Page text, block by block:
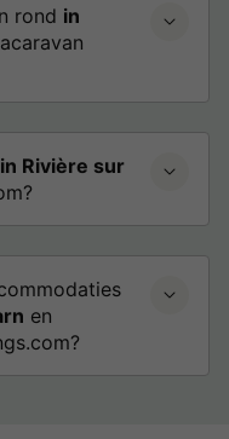
rond in
in Rivière sur
en